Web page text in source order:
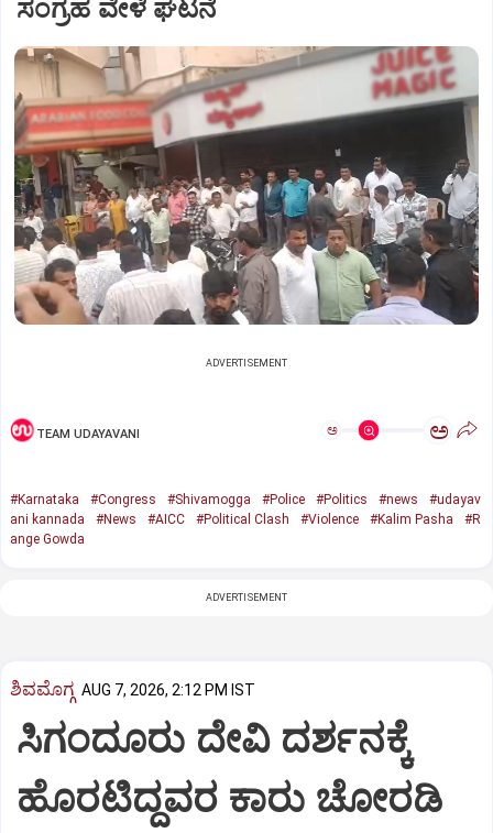
ಸಂಗ್ರಹ ವೇಳೆ ಘಟನೆ
ADVERTISEMENT
TEAM UDAYAVANI ಅ ಅ
#Karnataka #Congress #Shivamogga #Police #Politics #news
#udayav
ani kannada
#News #AICC #Political Clash #Violence #Kalim Pasha
#R
ange Gowda
ADVERTISEMENT
ಶಿವಮೊಗ್ಗ AUG 7, 2026, 2:12 PM IST
ಸಿಗಂದೂರು ದೇವಿ ದರ್ಶನಕ್ಕೆ
ಹೊರಟಿದ್ದವರ ಕಾರು ಚೋರಡಿ